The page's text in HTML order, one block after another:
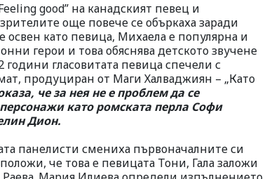
good” на канадският певец и
още повече се объркаха заради
освен като певица, Михаела е популярна и
герои и това обяснява детското звучене
гласовитата певица спечели с
продуциран от Маги Халваджиян – „Като
че за нея не е проблем да се
като ромската перла Софи
Дион.
панелисти смениха първоначалните си
че това е певицата Тони, Гала заложи